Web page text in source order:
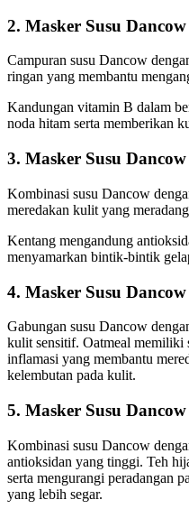
2. Masker Susu
Campuran susu Dancow
ringan yang membantu
Kandungan vitamin B dalam
noda hitam serta memberikan
3. Masker Susu
Kombinasi susu Dancow
meredakan kulit yang
Kentang mengandung
menyamarkan bintik-bintik
4. Masker Susu
Gabungan susu Dancow
kulit sensitif. Oatmeal memiliki
inflamasi yang membantu
kelembutan pada kulit.
5. Masker Susu
Kombinasi susu Dancow
antioksidan yang tinggi. Teh
serta mengurangi peradangan
yang lebih segar.